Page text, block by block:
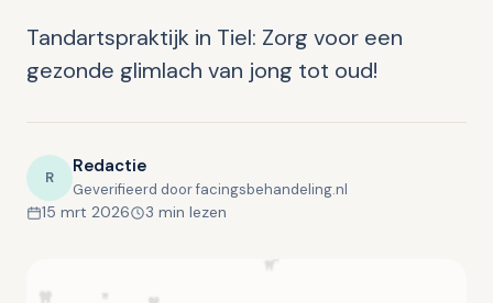
Tandartspraktijk in Tiel: Zorg voor een
gezonde glimlach van jong tot oud!
R Redactie
Geverifieerd door facingsbehandeling.nl
15 mrt 2026 3 min lezen